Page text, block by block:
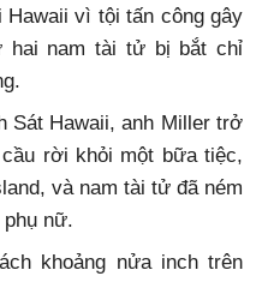
Hawaii vì tội tấn công gây
nam tài tử bị bắt chỉ
Sát Hawaii, anh Miller trở
rời khỏi một bữa tiệc,
và nam tài tử đã ném
nữ.
khoảng nửa inch trên